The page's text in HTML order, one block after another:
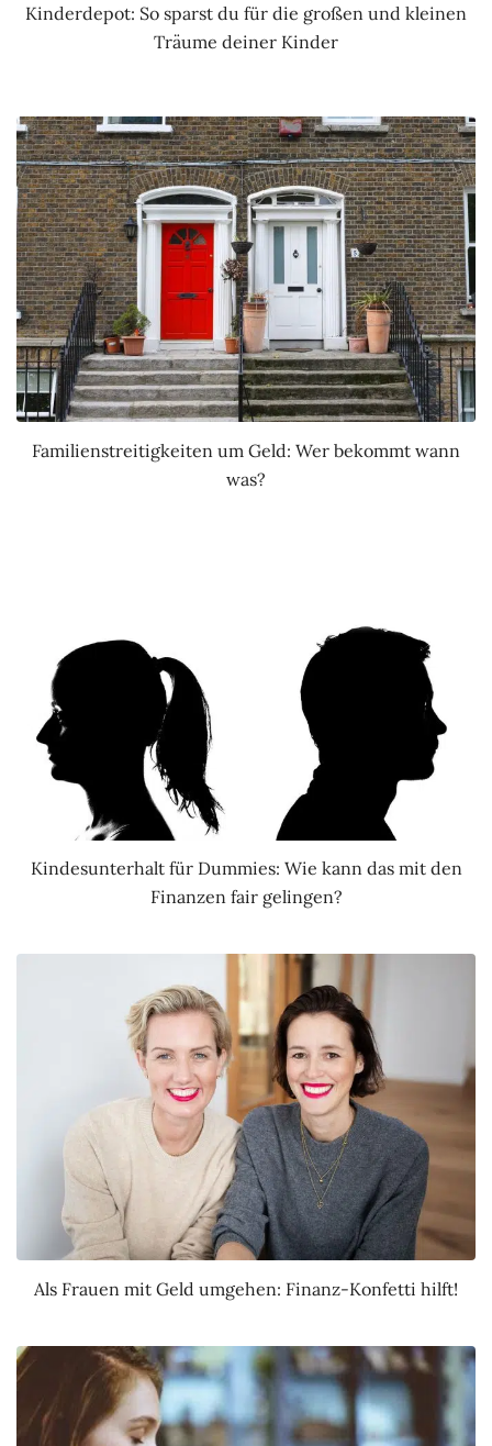
Kinderdepot: So sparst du für die großen und kleinen
Träume deiner Kinder
Familienstreitigkeiten um Geld: Wer bekommt wann
was?
Kindesunterhalt für Dummies: Wie kann das mit den
Finanzen fair gelingen?
Als Frauen mit Geld umgehen: Finanz-Konfetti hilft!